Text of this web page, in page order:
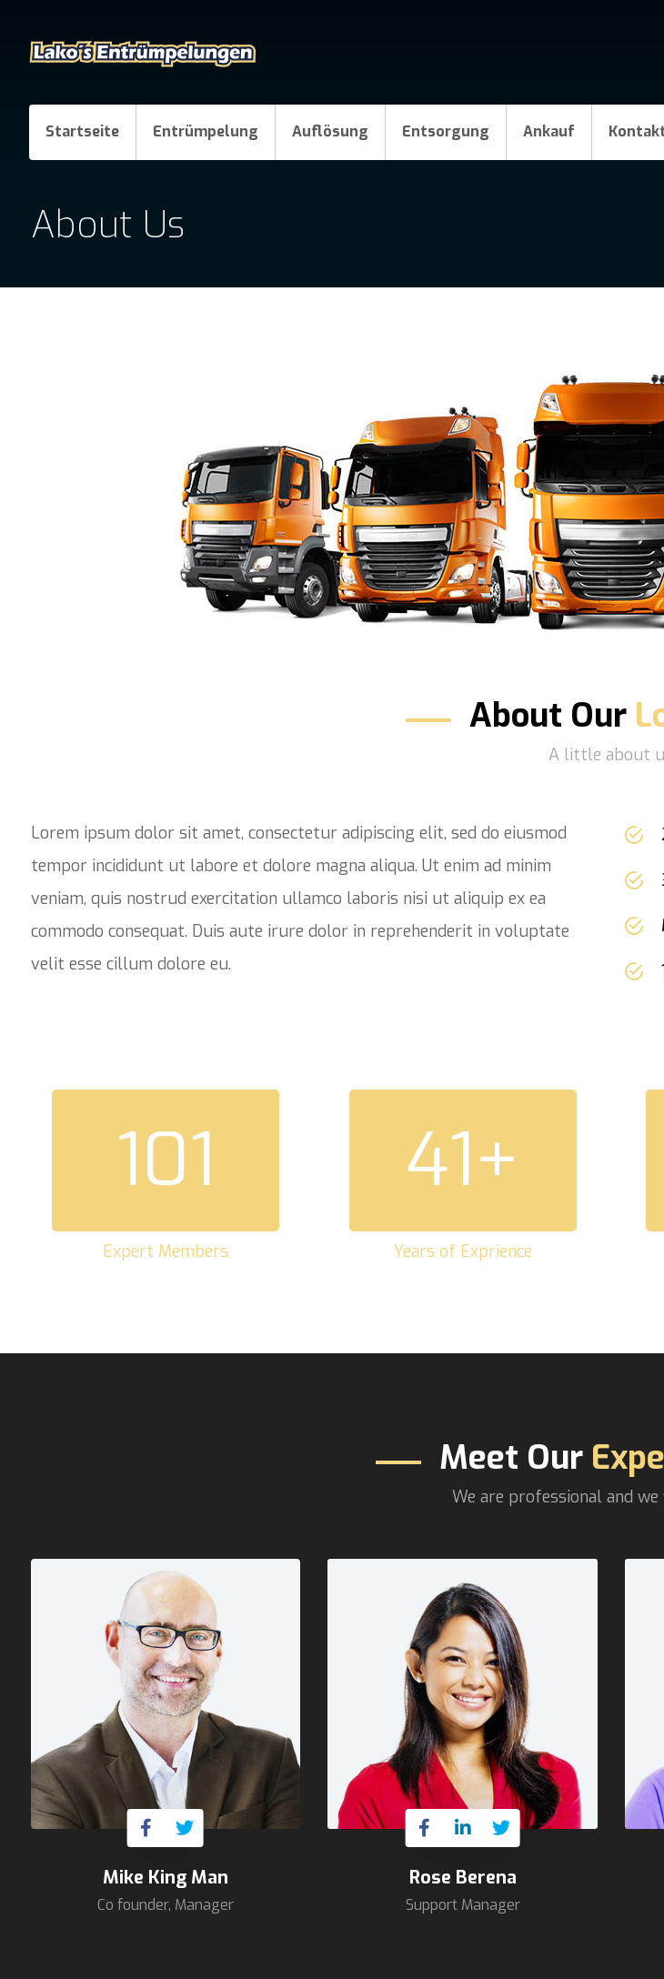
Startseite Entrümpelung Auflösung Entsorgung Ankauf
About Us
About Our
A little about
Lorem ipsum dolor sit amet, consectetur adipiscing elit, sed do eiusmod
tempor incididunt ut labore et dolore magna aliqua. Ut enim ad minim
veniam, quis nostrud exercitation ullamco laboris nisi ut aliquip ex ea
commodo consequat. Duis aute irure dolor in reprehenderit in voluptate
velit esse cillum dolore eu.
101
Expert Members
41+
Years of Exprience
Meet Our
We are professional and
Mike King Man
Co founder, Manager
Rose Berena
Support Manager